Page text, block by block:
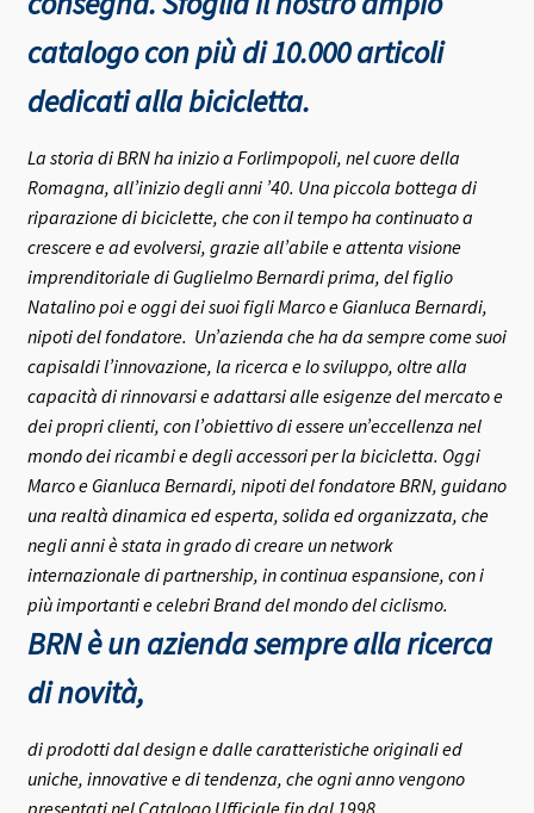
catalogo con più di 10.000 articoli
dedicati alla bicicletta.
La storia di BRN ha inizio a Forlimpopoli, nel cuore della
Romagna, all’inizio degli anni ’40. Una piccola bottega di
riparazione di biciclette, che con il tempo ha continuato a
crescere e ad evolversi, grazie all’abile e attenta visione
imprenditoriale di Guglielmo Bernardi prima, del figlio
Natalino poi e oggi dei suoi figli Marco e Gianluca Bernardi,
nipoti del fondatore. Un’azienda che ha da sempre come suoi
capisaldi l’innovazione, la ricerca e lo sviluppo, oltre alla
capacità di rinnovarsi e adattarsi alle esigenze del mercato e
dei propri clienti, con l’obiettivo di essere un’eccellenza nel
mondo dei ricambi e degli accessori per la bicicletta. Oggi
Marco e Gianluca Bernardi, nipoti del fondatore BRN, guidano
una realtà dinamica ed esperta, solida ed organizzata, che
negli anni è stata in grado di creare un network
internazionale di partnership, in continua espansione, con i
più importanti e celebri Brand del mondo del ciclismo.
BRN è un azienda sempre alla ricerca
di novità,
di prodotti dal design e dalle caratteristiche originali ed
uniche, innovative e di tendenza, che ogni anno vengono